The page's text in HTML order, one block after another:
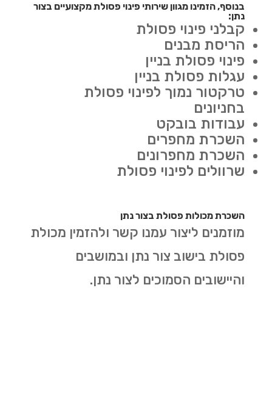
בנוסף, הזמינו מגוון שירותי פינוי פסולת מקצועיים בצור
נתן:
קבלני פינוי פסולת
הריסת מבנים
פינוי פסולת בניין
עגלות פסולת בניין
טרקטור נמוך לפינוי פסולת
בחניונים
עבודות בובקט
השכרת מחפרים
השכרת מחפרונים
שרוולים לפינוי פסולת
השכרת מכולות פסולת בצור נתן
מוזמנים ליצור עמנו קשר ולהזמין מכולת
פסולת בישוב צור נתן ובמושבים
והיישובים הסמוכים לצור נתן.